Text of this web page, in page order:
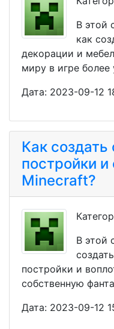
В этой
как
декорации и
миру в игре
Дата: 2023-09-12
Как создать
постройки и
Minecraft?
В этой
постройки и
собственную
Дата: 2023-09-12